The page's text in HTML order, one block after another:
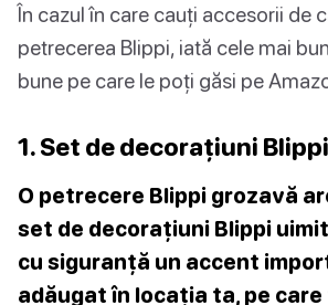
În cazul în care cauți accesorii de
petrecerea Blippi, iată cele mai
bune pe care le poți găsi pe
1. Set de decorațiuni Blippi
O petrecere Blippi grozavă
set de decorațiuni Blippi
cu siguranță un accent
adăugat în locația ta, pe